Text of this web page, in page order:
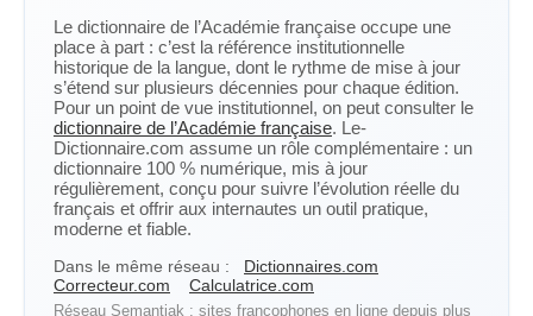
Le dictionnaire de l’Académie française occupe une
place à part : c’est la référence institutionnelle
historique de la langue, dont le rythme de mise à jour
s’étend sur plusieurs décennies pour chaque édition.
Pour un point de vue institutionnel, on peut consulter le
dictionnaire de l’Académie française. Le-
Dictionnaire.com assume un rôle complémentaire : un
dictionnaire 100 % numérique, mis à jour
régulièrement, conçu pour suivre l’évolution réelle du
français et offrir aux internautes un outil pratique,
moderne et fiable.
Dans le même réseau :
Dictionnaires.com
Correcteur.com
Calculatrice.com
Réseau Semantiak : sites francophones en ligne depuis plus